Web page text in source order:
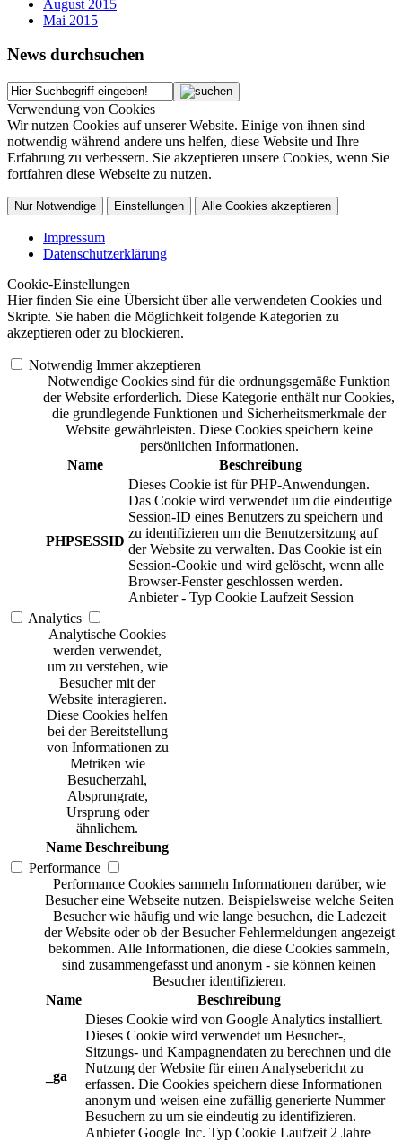
August 2015
Mai 2015
News durchsuchen
Verwendung von Cookies
Wir nutzen Cookies auf unserer Website. Einige von ihnen sind
notwendig während andere uns helfen, diese Website und Ihre
Erfahrung zu verbessern. Sie akzeptieren unsere Cookies, wenn Sie
fortfahren diese Webseite zu nutzen.
Nur Notwendige Einstellungen Alle Cookies akzeptieren
Impressum
Datenschutzerklärung
Cookie-Einstellungen
Hier finden Sie eine Übersicht über alle verwendeten Cookies und
Skripte. Sie haben die Möglichkeit folgende Kategorien zu
akzeptieren oder zu blockieren.
Notwendig Immer akzeptieren
Notwendige Cookies sind für die ordnungsgemäße Funktion
der Website erforderlich. Diese Kategorie enthält nur Cookies,
die grundlegende Funktionen und Sicherheitsmerkmale der
Website gewährleisten. Diese Cookies speichern keine
persönlichen Informationen.
Name
Beschreibung
PHPSESSID
Dieses Cookie ist für PHP-Anwendungen.
Das Cookie wird verwendet um die eindeutige
Session-ID eines Benutzers zu speichern und
zu identifizieren um die Benutzersitzung auf
der Website zu verwalten. Das Cookie ist ein
Session-Cookie und wird gelöscht, wenn alle
Browser-Fenster geschlossen werden.
Anbieter - Typ Cookie Laufzeit Session
Analytics
Analytische Cookies
werden verwendet,
um zu verstehen, wie
Besucher mit der
Website interagieren.
Diese Cookies helfen
bei der Bereitstellung
von Informationen zu
Metriken wie
Besucherzahl,
Absprungrate,
Ursprung oder
ähnlichem.
Name Beschreibung
Performance
Performance Cookies sammeln Informationen darüber, wie
Besucher eine Webseite nutzen. Beispielsweise welche Seiten
Besucher wie häufig und wie lange besuchen, die Ladezeit
der Website oder ob der Besucher Fehlermeldungen angezeigt
bekommen. Alle Informationen, die diese Cookies sammeln,
sind zusammengefasst und anonym - sie können keinen
Besucher identifizieren.
Name
Beschreibung
_ga
Dieses Cookie wird von Google Analytics installiert.
Dieses Cookie wird verwendet um Besucher-,
Sitzungs- und Kampagnendaten zu berechnen und die
Nutzung der Website für einen Analysebericht zu
erfassen. Die Cookies speichern diese Informationen
anonym und weisen eine zufällig generierte Nummer
Besuchern zu um sie eindeutig zu identifizieren.
Anbieter Google Inc. Typ Cookie Laufzeit 2 Jahre